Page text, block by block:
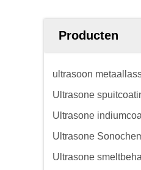
Producten
ultrasoon
Ultrasone
Ultrasone
Ultrasone
Ultrasone